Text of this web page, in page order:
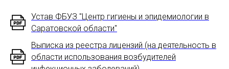
Устав ФБУЗ "Центр гигиены и эпидемиологии в
Саратовской области"
Выписка из реестра лицензий (на деятельность в
области использования возбудителей